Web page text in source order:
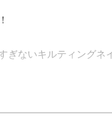
ぎないキルティングネ